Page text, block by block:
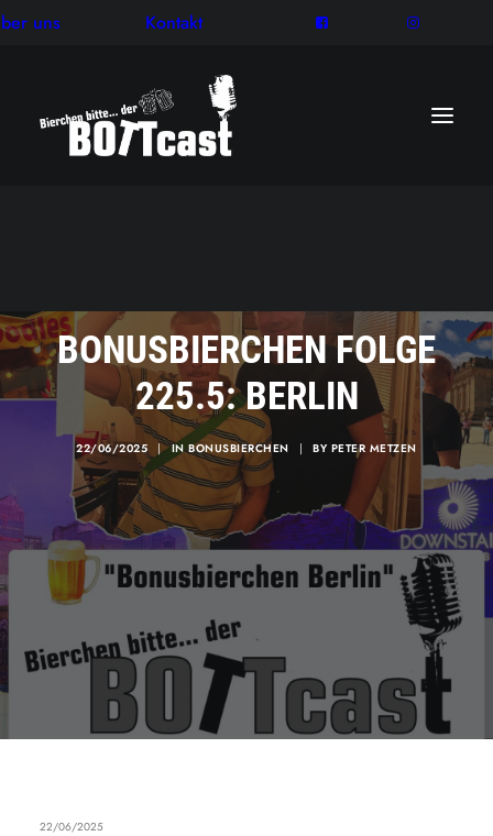
uns Kontakt
BONUSBIERCHEN FOLGE
225.5: BERLIN
22/06/2025 | INBONUSBIERCHEN | BY PETER METZEN
22/06/2025